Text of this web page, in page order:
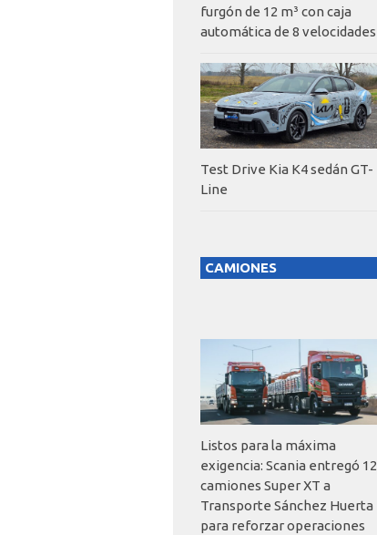
furgón de 12 m³ con caja
automática de 8 velocidades
Test Drive Kia K4 sedán GT-
Line
CAMIONES
Listos para la máxima
exigencia: Scania entregó 12
camiones Super XT a
Transporte Sánchez Huerta
para reforzar operaciones